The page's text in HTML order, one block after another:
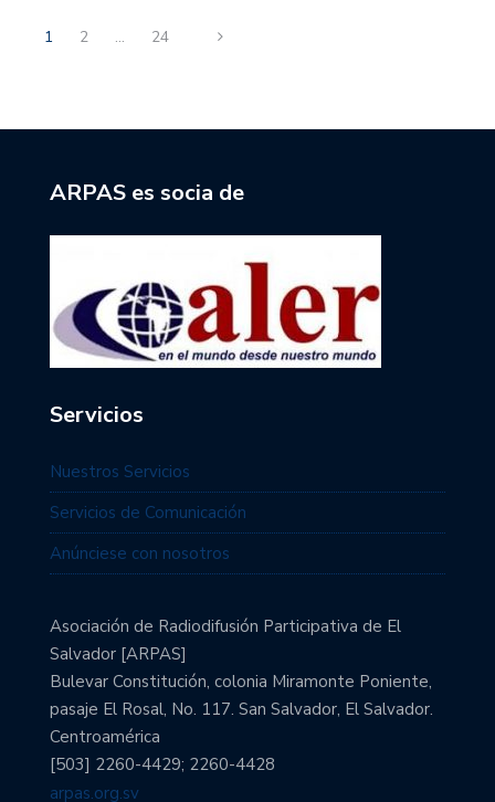
1 2 … 24
ARPAS es socia de
Servicios
Nuestros Servicios
Servicios de Comunicación
Anúnciese con nosotros
Asociación de Radiodifusión Participativa de El
Salvador [ARPAS]
Bulevar Constitución, colonia Miramonte Poniente,
pasaje El Rosal, No. 117. San Salvador, El Salvador.
Centroamérica
[503] 2260-4429; 2260-4428
arpas.org.sv